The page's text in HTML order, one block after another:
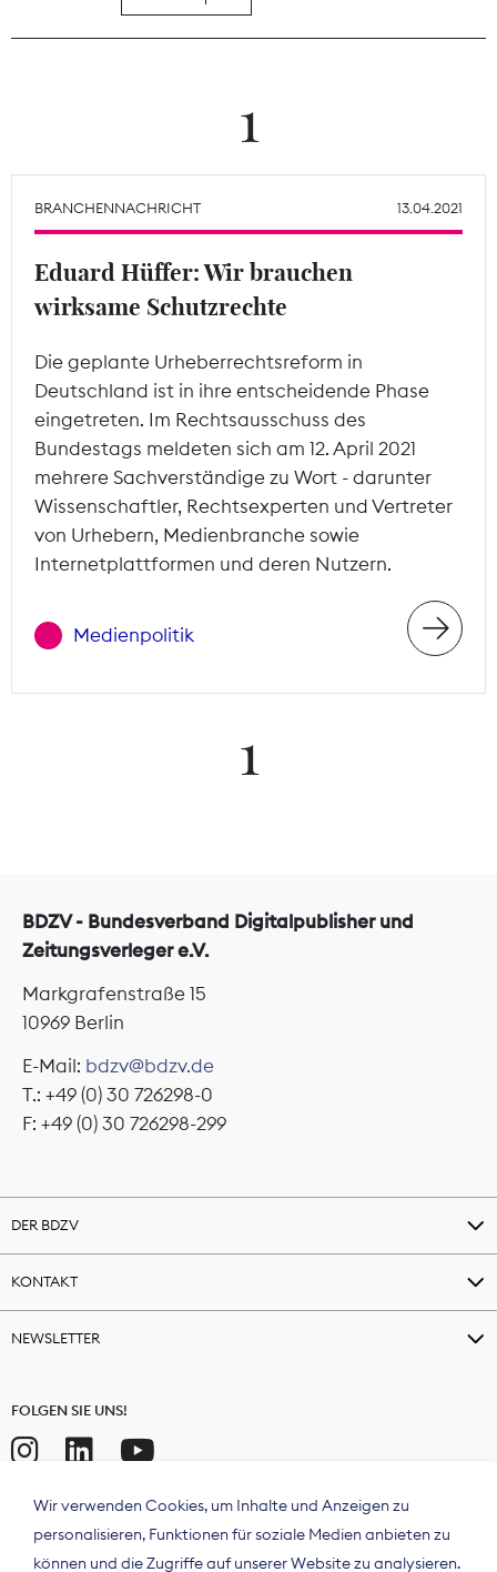
Recht
Theodor-Wolff-Preis
Wächterpreis
ALLE THEMEN
Mitgliederbereich
1
BRANCHENNACHRICHT 13.04.2021
Eduard Hüffer: Wir brauchen
wirksame Schutzrechte
Die geplante Urheberrechtsreform in
Deutschland ist in ihre entscheidende Phase
eingetreten. Im Rechtsausschuss des
Bundestags meldeten sich am 12. April 2021
mehrere Sachverständige zu Wort - darunter
Wissenschaftler, Rechtsexperten und Vertreter
von Urhebern, Medienbranche sowie
Internetplattformen und deren Nutzern.
Medienpolitik
1
BDZV - Bundesverband Digitalpublisher und
Zeitungsverleger e.V.
Markgrafenstraße 15
10969 Berlin
E-Mail: bdzv@bdzv.de
T.: +49 (0) 30 726298-0
F: +49 (0) 30 726298-299
DER BDZV
KONTAKT
NEWSLETTER
FOLGEN SIE UNS!
Wir verwenden Cookies, um Inhalte und Anzeigen zu
personalisieren, Funktionen für soziale Medien anbieten zu
können und die Zugriffe auf unserer Website zu analysieren.